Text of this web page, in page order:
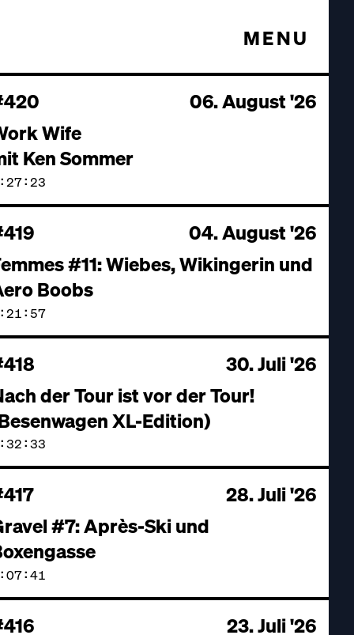
MENU
06. August '26
Wife
Ken Sommer
04. August '26
#11: Wiebes, Wikingerin und
Boobs
30. Juli '26
der Tour ist vor der Tour!
XL-Edition)
28. Juli '26
#7: Après-Ski und
23. Juli '26